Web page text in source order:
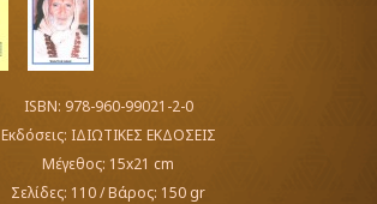
ISBN: 978-960-99021-2-0
Εκδόσεις: ΙΔΙΩΤΙΚΕΣ ΕΚΔΟΣΕΙΣ
Μέγεθος: 15x21 cm
Σελίδες: 110/Βάρος: 150 gr